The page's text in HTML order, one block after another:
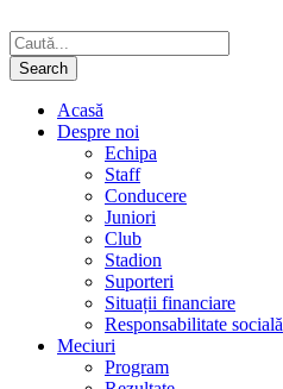
Acasă
Despre noi
Echipa
Staff
Conducere
Juniori
Club
Stadion
Suporteri
Situații financiare
Responsabilitate socială
Meciuri
Program